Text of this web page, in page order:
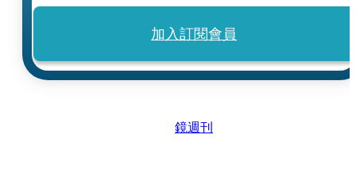
加入訂閱會員
鏡週刊